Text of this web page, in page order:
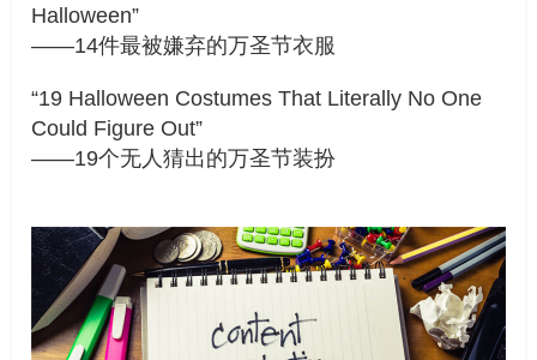
Halloween”
——14件最被嫌弃的万圣节衣服
“19 Halloween Costumes That Literally No One
Could Figure Out”
——19个无人猜出的万圣节装扮